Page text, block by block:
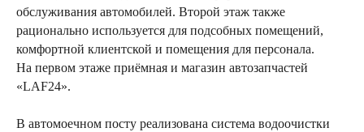
обслуживания автомобилей. Второй этаж также
рационально используется для подсобных помещений,
комфортной клиентской и помещения для персонала.
На первом этаже приёмная и магазин автозапчастей
«LAF24».
В автомоечном посту реализована система водоочистки